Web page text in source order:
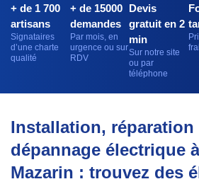
+ de 1 700
artisans
Signataires
d’une charte
qualité
+ de 15000
demandes
Par mois, en
urgence ou sur
RDV
Devis
gratuit en 2
min
Sur notre site
ou par
téléphone
Installation, réparation
dépannage électrique
Mazarin : trouvez des